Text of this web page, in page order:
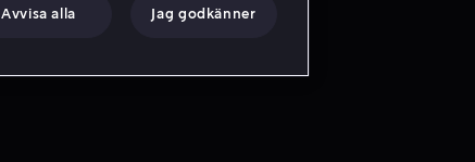
Avvisa alla Jag godkänner